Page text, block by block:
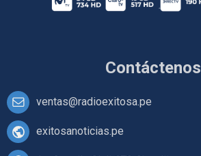
Contáctenos
ventas@radioexitosa.pe
exitosanoticias.pe